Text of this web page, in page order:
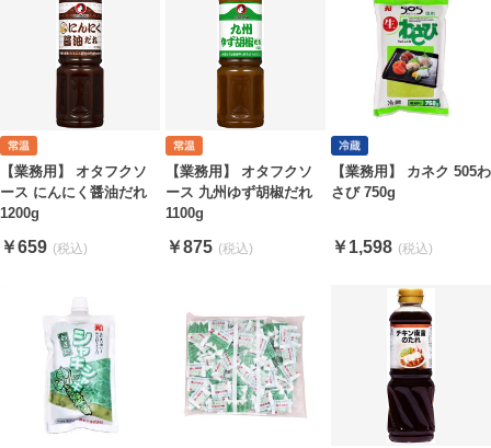
【業務用】 オタフクソ
ース にんにく醤油だれ
1200g
￥659
【業務用】 オタフクソ
ース 九州ゆず胡椒だれ
1100g
￥875
【業務用】 カネク 505わ
さび 750g
￥1,598